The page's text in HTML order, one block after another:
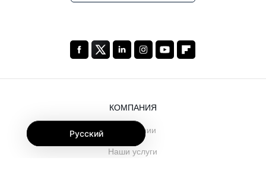
КОМПАНИЯ
О компании
Наши услуги
Русский